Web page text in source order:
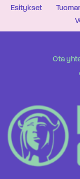
Esitykset
Ota